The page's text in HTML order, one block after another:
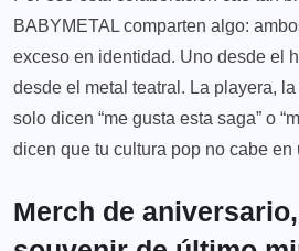
BABYMETAL comparten algo:
exceso en identidad. Uno desde el
desde el metal teatral. La playera,
solo dicen “me gusta esta saga” o
dicen que tu cultura pop no cabe en
Merch de